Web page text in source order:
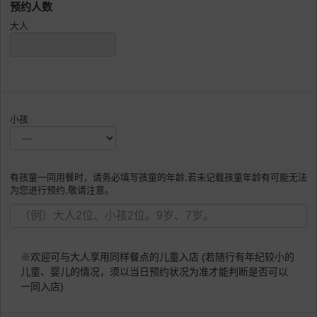
预约人数
大人
小孩
有孩童一同用餐时，请务必填写孩童的年龄,若未记载孩童年龄有可能无法
为您进行预约,敬请注意。
※欢迎可与大人享用同样餐点的儿童入店 (若随行有年纪较小的
儿童、婴儿的情况，须以当日预约状况为准才能判断是否可以
一同入店)